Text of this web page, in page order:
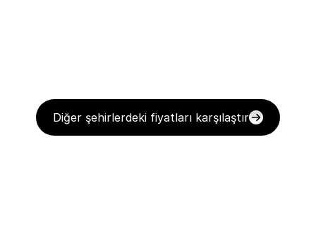
Diğer şehirlerdeki fiyatları karşılaştır